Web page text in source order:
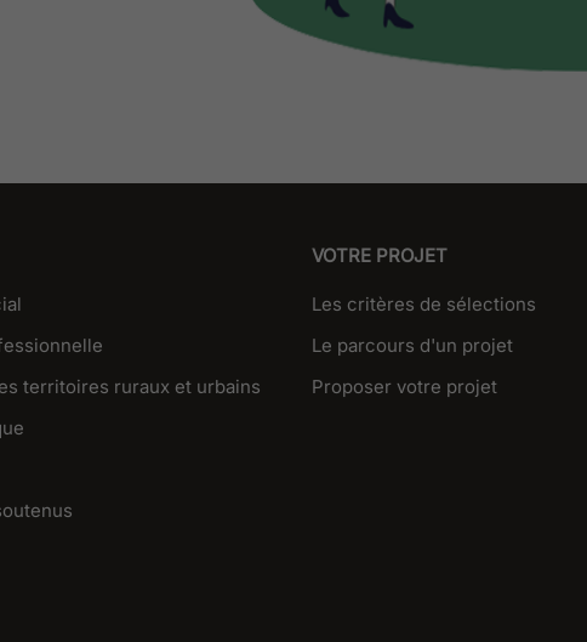
territoires ruraux et urbains
VOTRE PROJET
Les critères de sélections
Le parcours d'un projet
Proposer votre projet